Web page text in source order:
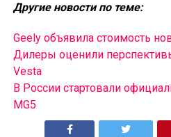
Другие новости по теме:
Geely объявила стоимость
Дилеры оценили
Vesta
В России cтартовали
MG5